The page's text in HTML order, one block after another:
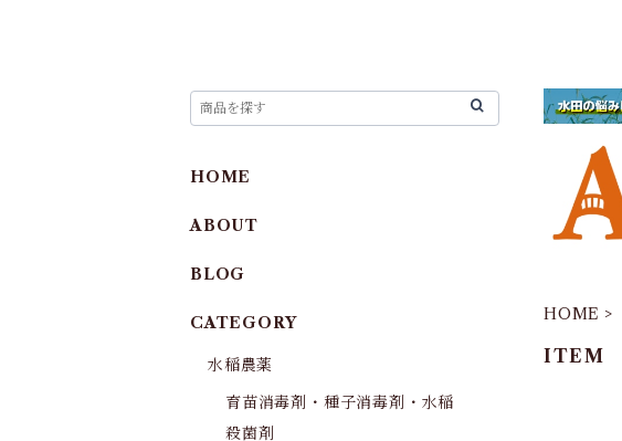
HOME
ITEM
HOME
ABOUT
BLOG
CATEGORY
水稲農薬
育苗消毒剤・種子消毒剤・水稲
殺菌剤